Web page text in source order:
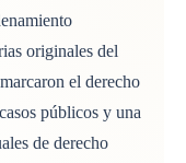
originales del
el derecho
públicos y una
de derecho